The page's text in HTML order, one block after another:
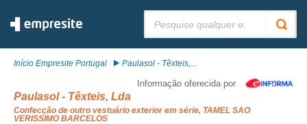
Início Empresite Portugal Paulasol - Têxteis,...
Informação oferecida por
Paulasol - Têxteis, Lda
Confecção de outro vestuário exterior em série, TAMEL SAO
VERISSIMO BARCELOS